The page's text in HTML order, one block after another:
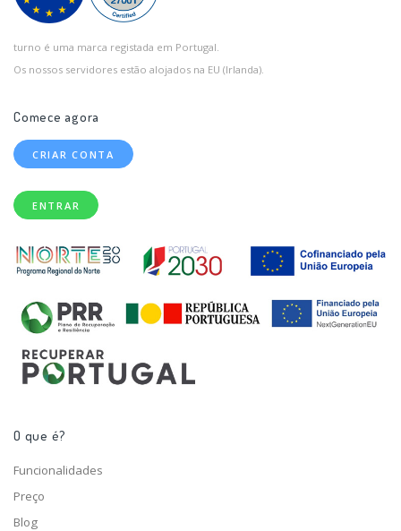
turno é uma marca registada em Portugal.
Os nossos servidores estão alojados na EU (Irlanda).
Comece agora
CRIAR CONTA
ENTRAR
O que é?
Funcionalidades
Preço
Blog